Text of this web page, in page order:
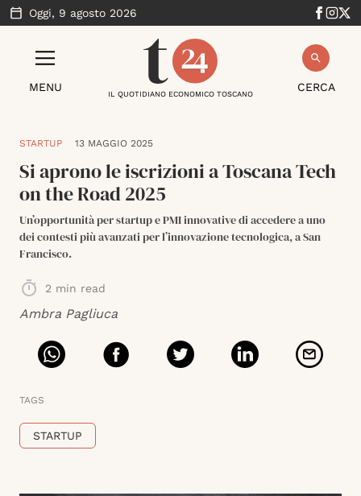
Oggi, 9 agosto 2026
MENU CERCA
IL QUOTIDIANO ECONOMICO TOSCANO
STARTUP 13 MAGGIO 2025
Si aprono le iscrizioni a Toscana Tech
on the Road 2025
Un’opportunità per startup e PMI innovative di accedere a uno
dei contesti più avanzati per l’innovazione tecnologica, a San
Francisco.
2 min read
Ambra Pagliuca
TAGS
STARTUP